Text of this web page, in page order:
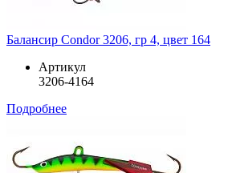
Балансир Condor 3206, гр 4, цвет 164
Артикул
3206-4164
Подробнее